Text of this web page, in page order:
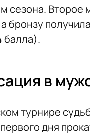
сезона. Второе
бронзу
балла).
в
турнире
дня